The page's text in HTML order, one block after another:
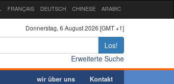
FRANÇAIS DEUTSCH CHINESE ARABIC
Donnerstag, 6 August 2026 [GMT +1]
Los!
Erweiterte Suche
wir über uns Kontakt